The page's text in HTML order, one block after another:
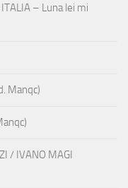
ITALIA – Luna lei mi
Manqc)
/ IVANO MAGI